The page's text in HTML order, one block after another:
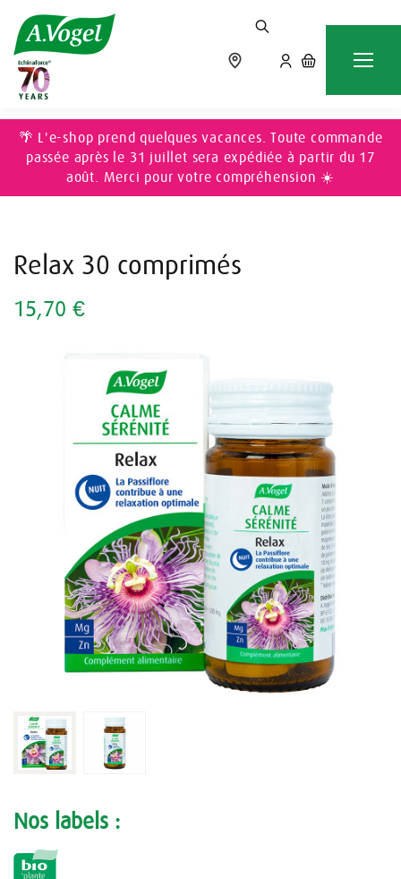
Accueil
🌴 L'e-shop prend quelques vacances. Toute commande
passée après le 31 juillet sera expédiée à partir du 17
août. Merci pour votre compréhension ☀️
Relax 30 comprimés
15,70 €
Nos labels :